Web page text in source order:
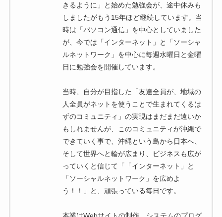
きるように」と始めた勉強会が、途中休みも
しましたがもう15年ほど継続しています。当
時は「パソコン通信」を中心としていました
が、今では「インターネット」と「ソーシャ
ルネットワーク」を中心に毎週水曜日と金曜
日に勉強会を開催しています。
当時、自分が目指した「友達全員が、地域の
人全員がネットを使うことで生まれてくるは
ずのコミュニティ」の実現はまだまだ遠いか
もしれませんが、このコミュニティが沖縄で
できていく事で、沖縄という島から日本へ、
そして世界へと輪が広まり、ビジネスも広が
っていくと信じて「「インターネット」と
「ソーシャルネットワーク」を広めよ
う！！」と、頑張っている毎日です。
本業はWebサイトの制作、システムのプログ